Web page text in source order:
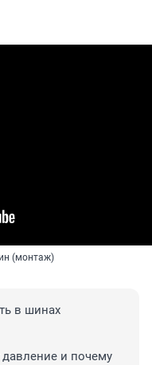
(монтаж)
в шинах
и почему